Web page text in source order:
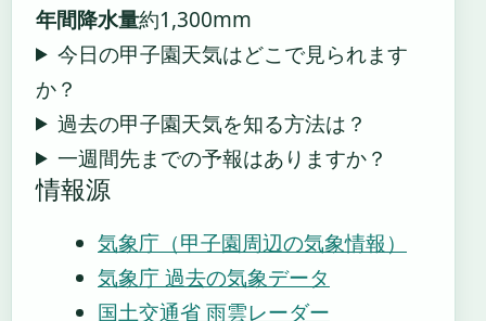
年間降水量約1,300mm
今日の甲子園天気はどこで見られます
か？
過去の甲子園天気を知る方法は？
一週間先までの予報はありますか？
情報源
気象庁（甲子園周辺の気象情報）
気象庁 過去の気象データ
国土交通省 雨雲レーダー